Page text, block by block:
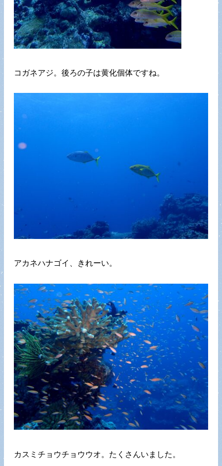
コガネアジ。後ろの子は黄化個体ですね。
アカネハナゴイ、きれーい。
カスミチョウチョウウオ。たくさんいました。